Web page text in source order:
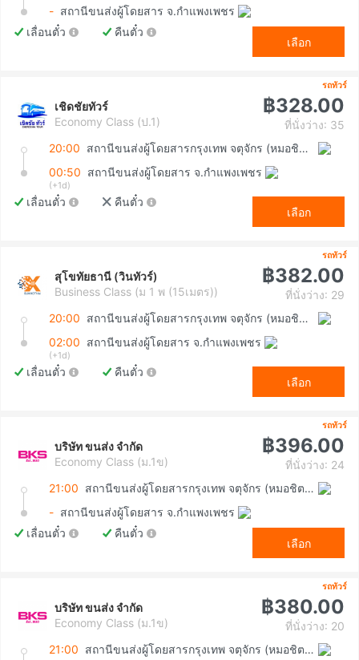
- สถานีขนส่งผู้โดยสาร จ.กำแพงเพชร
เลื่อนตั๋ว
คืนตั๋ว
เลือก
รถทัวร์
เชิดชัยทัวร์
Economy Class (ป.1)
฿328.00
ที่นั่งว่าง: 35
20:00
สถานีขนส่งผู้โดยสารกรุงเทพ จตุจักร (หมอชิต2)
00:50 สถานีขนส่งผู้โดยสาร จ.กำแพงเพชร
(+1d)
เลื่อนตั๋ว คืนตั๋ว
เลือก
รถทัวร์
สุโขทัยธานี (วินทัวร์)
Business Class (ม 1 พ (15เมตร))
฿382.00
ที่นั่งว่าง: 29
20:00
สถานีขนส่งผู้โดยสารกรุงเทพ จตุจักร (หมอชิต2)
02:00 สถานีขนส่งผู้โดยสาร จ.กำแพงเพชร
(+1d)
เลื่อนตั๋ว คืนตั๋ว
เลือก
รถทัวร์
บริษัท ขนส่ง จำกัด
Economy Class (ม.1ข)
฿396.00
ที่นั่งว่าง: 24
21:00
สถานีขนส่งผู้โดยสารกรุงเทพ จตุจักร (หมอชิต2)
- สถานีขนส่งผู้โดยสาร จ.กำแพงเพชร
เลื่อนตั๋ว
คืนตั๋ว
เลือก
รถทัวร์
บริษัท ขนส่ง จำกัด
Economy Class (ม.1ข)
฿380.00
ที่นั่งว่าง: 20
21:00
สถานีขนส่งผู้โดยสารกรุงเทพ จตุจักร (หมอชิต2)